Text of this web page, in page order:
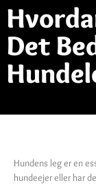
Det
Hundens leg er en
hundeejer eller har